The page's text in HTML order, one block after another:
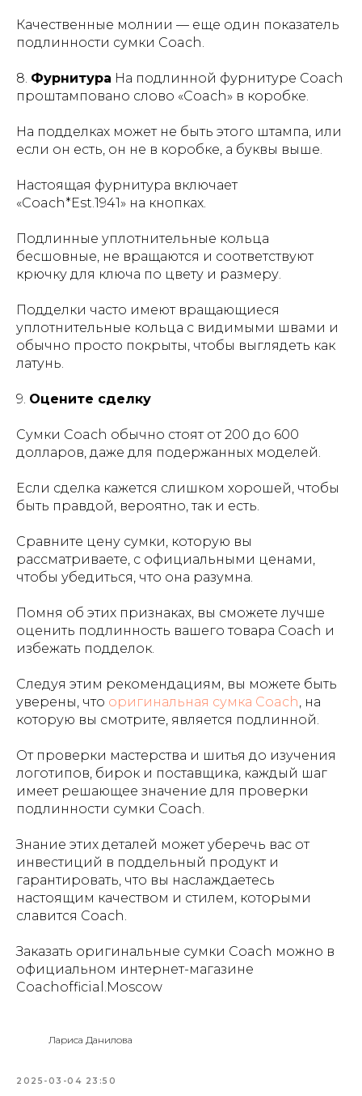
Качественные молнии — еще один показатель
подлинности сумки Coach.
8. Фурнитура На подлинной фурнитуре Coach
проштамповано слово «Coach» в коробке.
На подделках может не быть этого штампа, или
если он есть, он не в коробке, а буквы выше.
Настоящая фурнитура включает
«Coach*Est.1941» на кнопках.
Подлинные уплотнительные кольца
бесшовные, не вращаются и соответствуют
крючку для ключа по цвету и размеру.
Подделки часто имеют вращающиеся
уплотнительные кольца с видимыми швами и
обычно просто покрыты, чтобы выглядеть как
латунь.
9. Оцените сделку
Сумки Coach обычно стоят от 200 до 600
долларов, даже для подержанных моделей.
Если сделка кажется слишком хорошей, чтобы
быть правдой, вероятно, так и есть.
Сравните цену сумки, которую вы
рассматриваете, с официальными ценами,
чтобы убедиться, что она разумна.
Помня об этих признаках, вы сможете лучше
оценить подлинность вашего товара Coach и
избежать подделок.
Следуя этим рекомендациям, вы можете быть
уверены, что оригинальная сумка Coach, на
которую вы смотрите, является подлинной.
От проверки мастерства и шитья до изучения
логотипов, бирок и поставщика, каждый шаг
имеет решающее значение для проверки
подлинности сумки Coach.
Знание этих деталей может уберечь вас от
инвестиций в поддельный продукт и
гарантировать, что вы наслаждаетесь
настоящим качеством и стилем, которыми
славится Coach.
Заказать оригинальные сумки Coach можно в
официальном интернет-магазине
Coachofficial.Moscow
Лариса Данилова
2025-03-04 23:50